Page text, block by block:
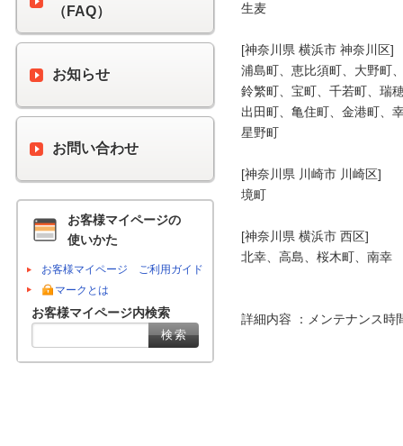
生麦
[神奈川県 横浜市 神奈川区]
浦島町、恵比須町、大野町
鈴繁町、宝町、千若町、瑞
出田町、亀住町、金港町、
星野町
[神奈川県 川崎市 川崎区]
境町
[神奈川県 横浜市 西区]
北幸、高島、桜木町、南幸
詳細内容 ：メンテナンス時
（FAQ）
お知らせ
お問い合わせ
お客様マイページの
使いかた
お客様マイページ ご利用ガイド
マークとは
お客様マイページ内検索